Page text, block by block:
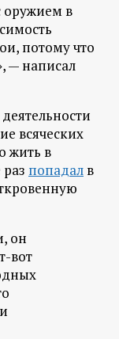
оружием в
потому что
— написал
всяческих
жить в
попадал в
он
вот